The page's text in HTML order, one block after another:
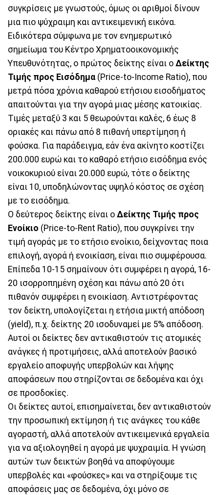
συγκρίσεις με γνωστούς, όμως οι αριθμοί δίνουν
μια πιο ψύχραιμη και αντικειμενική εικόνα.
Ειδικότερα σύμφωνα με τον ενημερωτικό
σημείωμα του Κέντρο Χρηματοοικονομικής
Υπευθυνότητας, ο πρώτος δείκτης είναι ο Δείκτης
Τιμής προς Εισόδημα (Price-to-Income Ratio), που
μετρά πόσα χρόνια καθαρού ετήσιου εισοδήματος
απαιτούνται για την αγορά μιας μέσης κατοικίας.
Τιμές μεταξύ 3 και 5 θεωρούνται καλές, 6 έως 8
οριακές και πάνω από 8 πιθανή υπερτίμηση ή
φούσκα. Για παράδειγμα, εάν ένα ακίνητο κοστίζει
200.000 ευρώ και το καθαρό ετήσιο εισόδημα ενός
νοικοκυριού είναι 20.000 ευρώ, τότε ο δείκτης
είναι 10, υποδηλώνοντας υψηλό κόστος σε σχέση
με το εισόδημα.
Ο δεύτερος δείκτης είναι ο Δείκτης Τιμής προς
Ενοίκιο (Price-to-Rent Ratio), που συγκρίνει την
τιμή αγοράς με το ετήσιο ενοίκιο, δείχνοντας ποια
επιλογή, αγορά ή ενοικίαση, είναι πιο συμφέρουσα.
Επίπεδα 10-15 σημαίνουν ότι συμφέρει η αγορά, 16-
20 ισορροπημένη σχέση και πάνω από 20 ότι
πιθανόν συμφέρει η ενοικίαση. Αντιστρέφοντας
τον δείκτη, υπολογίζεται η ετήσια μικτή απόδοση
(yield), π.χ. δείκτης 20 ισοδυναμεί με 5% απόδοση.
Αυτοί οι δείκτες δεν αντικαθιστούν τις ατομικές
ανάγκες ή προτιμήσεις, αλλά αποτελούν βασικό
εργαλείο αποφυγής υπερβολών και λήψης
αποφάσεων που στηρίζονται σε δεδομένα και όχι
σε προσδοκίες.
Οι δείκτες αυτοί, επισημαίνεται, δεν αντικαθιστούν
την προσωπική εκτίμηση ή τις ανάγκες του κάθε
αγοραστή, αλλά αποτελούν αντικειμενικά εργαλεία
για να αξιολογηθεί η αγορά με ψυχραιμία. Η γνώση
αυτών των δεικτών βοηθά να αποφύγουμε
υπερβολές και «φούσκες» και να στηρίξουμε τις
αποφάσεις μας σε δεδομένα, όχι μόνο σε